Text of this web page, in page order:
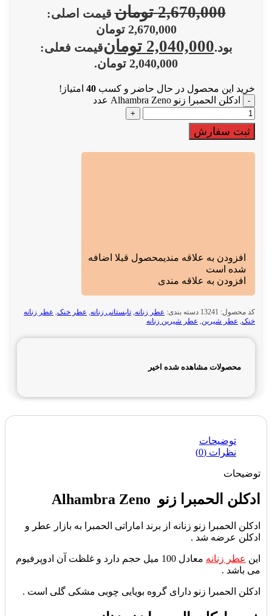
2,670,000 تومان قیمت اصلی:
2,670,000 تومان
بود.2,040,000 تومانقیمت فعلی:
2,040,000 تومان.
خرید این محصول در حال حاضر و کسب 40 امتیاز!
ادکلن الحمبرا زنو Alhambra Zeno عدد
ثبت سفارش
افزودن به علاقه مندیمحصول قبلا اضافه
شده است
افزودن به علاقه مندی
کد محصول: 13241 دسته بندی: عطر زنانه, تابستانی زنانه, عطر خنک, عطر زنانه
خنک, عطر شیرین, عطر شیرین زنانه
محصولات مشاهده شده اخیر
توضیحات
نظرات (0)
توضیحات
ادکلن الحمبرا زنو Alhambra Zeno
ادکلن الحمبرا زنو زنانه از برند اماراتی الحمبرا به بازار عطر و
ادکلن عرضه شد .
این عطر زنانه
معادل 100 میل حجم دارد و غلظت آن ادوپرفیوم
می باشد .
ادکلن الحمبرا زنو دارای گروه بویایی چوبی مشکی گلی است .